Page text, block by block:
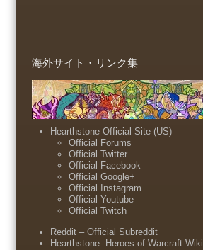
海外サイト・リンク集
Hearthstone Official Site (US)
Official Forums
Official Twitter
Official Facebook
Official Google+
Official Instagram
Official Youtube
Official Twitch
Reddit – Official Subreddit
Hearthstone: Heroes of Warcraft Wiki